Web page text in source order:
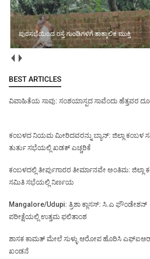
ಪುರಸಭೆಯಿಂದ ರಸ್ತೆ ಗುಂಡಿಗಳಿಗೆ ತಾತ್ಕಾಲಿಕ ಮುಕ್ತಿ
BEST ARTICLES
ವಿವಾಹಿತೆಯ ಸಾವು: ಸಂಶಯಾಸ್ಪದ ಸಾವೆಂದು ಹೆತ್ತವರ
ಕಂಬಳದ ನಿಯಮ ಮೀರಿದವರನ್ನು ಬ್ಯಾನ್: ಜಿಲ್ಲಾ ಕಂಬಳ
ತುರ್ತು ಸಭೆಯಲ್ಲಿ ಖಡಕ್ ಎಚ್ಚರಿಕೆ
ಕಂಬಳದಲ್ಲಿ ತೀರ್ಪುಗಾರರ ತೀರ್ಮಾನವೇ ಅಂತಿಮ: ಜಿಲ್ಲಾ
ಸಮಿತಿ ಸಭೆಯಲ್ಲಿ ನಿರ್ಣಯ
Mangalore/Udupi: ತ್ರಿಶಾ ಕ್ಲಾಸಸ್: ಸಿ.ಎ ಫೌಂಡೇಶನ್
ಪರೀಕ್ಷೆಯಲ್ಲಿ ಉತ್ತಮ ಫಲಿತಾಂಶ
ಶಾಸಕ ಕಾಮತ್ ಮೇಲೆ ಸುಳ್ಳು ಆರೋಪ ಹೊರಿಸಿ
ಖಂಡನೆ